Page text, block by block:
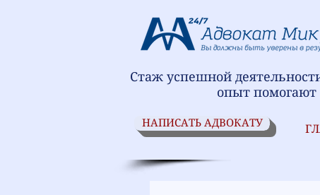
Стаж успешной
опыт
НАПИСАТЬ АДВОКАТУ